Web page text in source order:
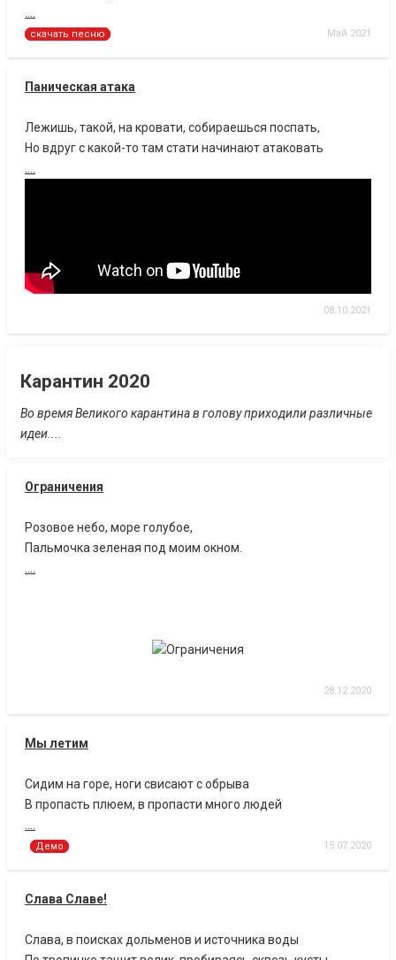
скачать песню Май 2021
Паническая атака
Лежишь, такой, на кровати, собираешься поспать,
Но вдруг с какой-то там стати начинают атаковать
08.10.2021
Карантин 2020
Во время Великого карантина в голову приходили различные
идеи....
Ограничения
Розовое небо, море голубое,
Пальмочка зеленая под моим окном.
28.12.2020
Мы летим
Сидим на горе, ноги свисают с обрыва
В пропасть плюем, в пропасти много людей
Демо 15.07.2020
Слава Славе!
Слава, в поисках дольменов и источника воды